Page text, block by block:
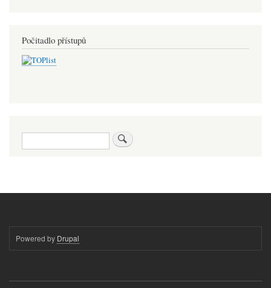
Počitadlo přístupů
Hledat
Powered by Drupal